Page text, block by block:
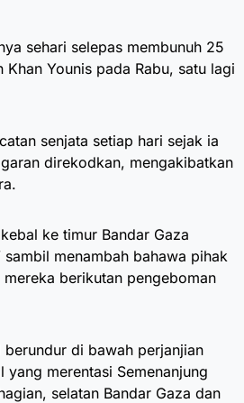
sehari selepas membunuh 25
Younis pada Rabu, satu lagi
senjata setiap hari sejak ia
direkodkan, mengakibatkan
ke timur Bandar Gaza
menambah bahawa pihak
berikutan pengeboman
berundur di bawah perjanjian
merentasi Semenanjung
selatan Bandar Gaza dan